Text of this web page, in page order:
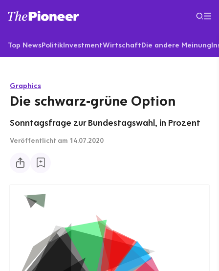
Top NewsPolitikInvestmentWirtschaftDie andere Meinung
Graphics
Die schwarz-grüne Option
Sonntagsfrage zur Bundestagswahl, in Prozent
Veröffentlicht am 14.07.2020